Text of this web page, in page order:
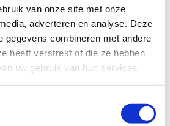
van onze site met onze
adverteren en analyse. Deze
gegevens combineren met andere
heeft verstrekt of die ze hebben
uw gebruik van hun services.